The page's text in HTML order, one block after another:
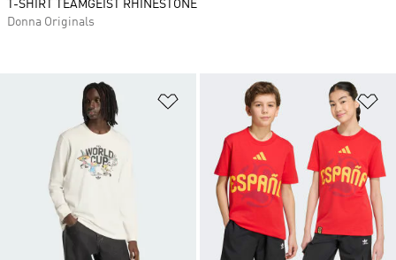
Aggiungi alla lista dei desideri
T-SHIRT TEAMGEIST RHINESTONE
Donna Originals